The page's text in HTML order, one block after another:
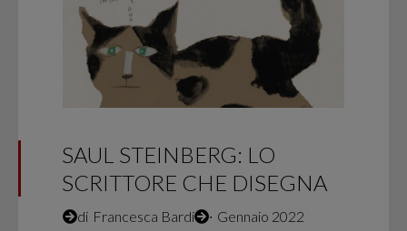
SAUL STEINBERG: LO
SCRITTORE CHE DISEGNA
di Francesca Bardi ∙ Gennaio 2022